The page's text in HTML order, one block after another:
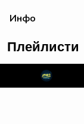
Инфо
Плейлисти